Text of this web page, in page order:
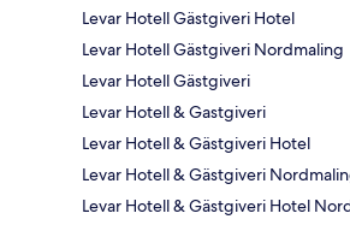
Levar Hotell Gästgiveri Hotel
Levar Hotell Gästgiveri Nordmaling
Levar Hotell Gästgiveri
Levar Hotell & Gastgiveri
Levar Hotell & Gästgiveri Hotel
Levar Hotell & Gästgiveri
Levar Hotell & Gästgiveri Hotel